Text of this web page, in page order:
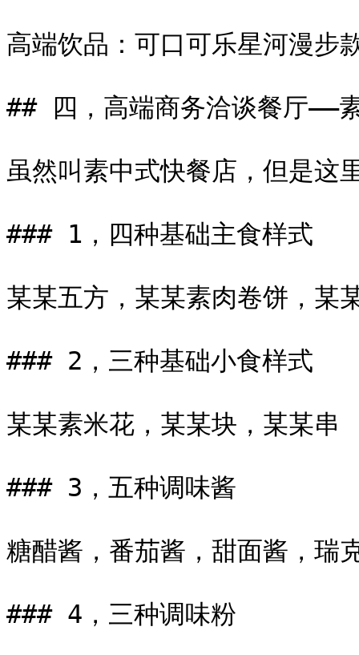
高端饮品：可口可乐星河漫步
## 四，高端商务洽谈餐厅——
虽然叫素中式快餐店，但是这
### 1，四种基础主食样式
某某五方，某某素肉卷饼，某
### 2，三种基础小食样式
某某素米花，某某块，某某串
### 3，五种调味酱
糖醋酱，番茄酱，甜面酱，瑞
### 4，三种调味粉